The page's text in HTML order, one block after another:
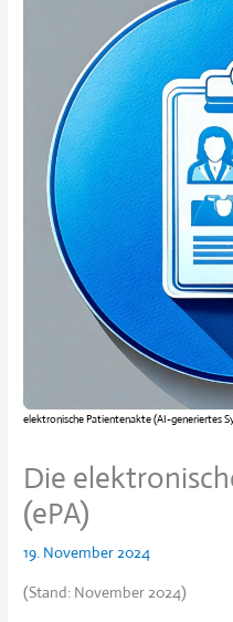
elektronische Patientenakte (AI-generiertes
Die
(ePA)
19. November 2024
(Stand: November 2024)